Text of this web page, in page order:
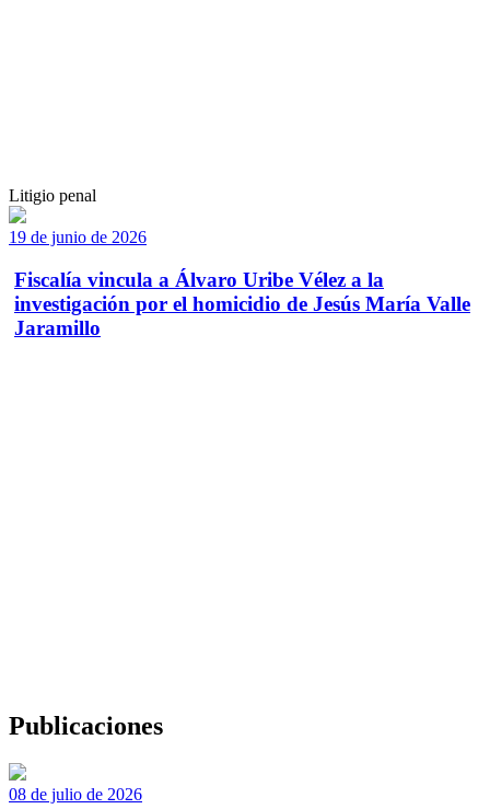
Litigio penal
19 de junio de 2026
Fiscalía vincula a Álvaro Uribe Vélez a la
investigación por el homicidio de Jesús María Valle
Jaramillo
Publicaciones
08 de julio de 2026